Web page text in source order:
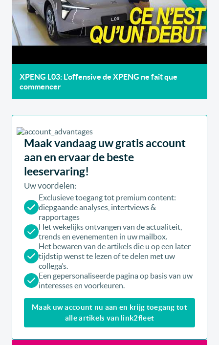
XPENG L03: L'offensive de XPENG ne fait que
commencer
Maak vandaag uw gratis account
aan en ervaar de beste
leeservaring!
Uw voordelen:
Exclusieve toegang tot premium content:
diepgaande analyses, intertviews &
rapportages
Het wekelijks ontvangen van de actualiteit,
trends en evenementen in uw mailbox.
Het bewaren van de artikels die u op een later
tijdstip wenst te lezen of te delen met uw
collega’s.
Een gepersonaliseerde pagina op basis van uw
interesses en voorkeuren.
Maak uw account nu aan en krijg toegang tot
alle artikels van link2fleet